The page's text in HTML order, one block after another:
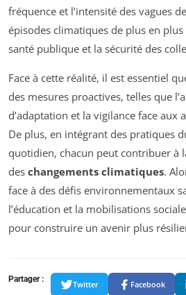
fréquence et l’intensité des vagues
épisodes climatiques de plus en
santé publique et la sécurité des
Face à cette réalité, il est essentiel
des mesures proactives, telles que
d’adaptation et la vigilance face aux
De plus, en intégrant des pratiques
quotidien, chacun peut contribuer à
des changements climatiques.
face à des défis environnementaux
l’éducation et la mobilisations
pour construire un avenir plus
Partager :
Twitter Facebook